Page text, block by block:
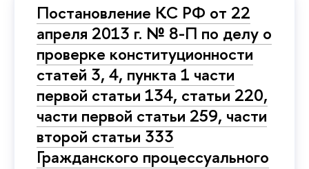
Постановление КС РФ от 22
апреля 2013 г. № 8-П по делу о
проверке конституционности
статей 3, 4, пункта 1 части
первой статьи 134, статьи 220,
части первой статьи 259, части
второй статьи 333
Гражданского процессуального